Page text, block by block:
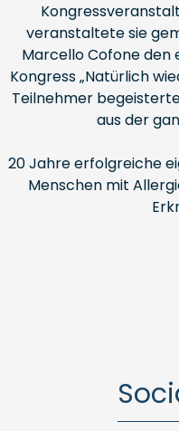
veranstaltete sie
Marcello Cofone
Kongress „Natürlich
Teilnehmer
aus der
20 Jahre erfolgreiche
Menschen mit